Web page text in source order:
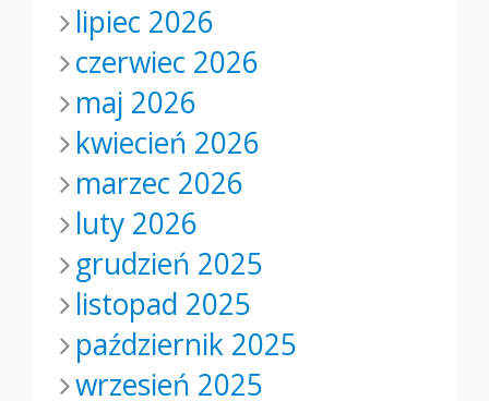
lipiec 2026
czerwiec 2026
maj 2026
kwiecień 2026
marzec 2026
luty 2026
grudzień 2025
listopad 2025
październik 2025
wrzesień 2025